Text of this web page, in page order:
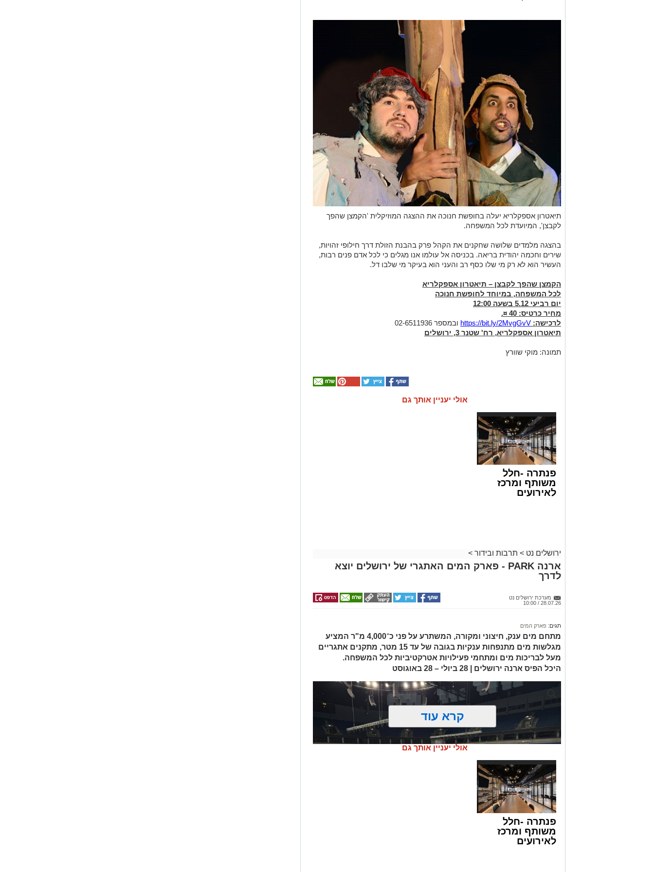
תיאטרון אספקלריא יעלה בחופשת חנוכה את ההצגה המוזיקלית 'הקמצן שהפך
לקבצן', המיועדת לכל המשפחה.
בהצגה מלמדים שלושה שחקנים את הקהל פרק בהבנת הזולת דרך חילופי זהויות,
שירים וחכמה יהודית בריאה. בכניסה אל עולמו אנו מגלים כי לכל אדם פנים רבות,
העשיר הוא לא רק מי שלו כסף רב והעני הוא בעיקר מי שלבו דל.
הקמצן שהפך לקבצן – תיאטרון אספקלריא
לכל המשפחה, במיוחד לחופשת חנוכה
יום רביעי 5.12 בשעה 12:00
מחיר כרטיס: 40 ¤.
לרכישה: https://bit.ly/2MvgGvV ובמספר 02-6511936
תיאטרון אספקלריא, רח' שטנר 3, ירושלים
תמונה: מוקי שוורץ
אולי יעניין אותך גם
פנתרה -חלל
משותף ומרכז
לאירועים
ירושלים נט > תרבות ובידור >
ארנה PARK - פארק המים האתגרי של ירושלים יוצא
לדרך
מערכת ירושלים נט
28.07.26 / 10:00
תגים: פארק המים
מתחם מים ענק, חיצוני ומקורה, המשתרע על פני כ־4,000 מ"ר המציע
מגלשות מים מתנפחות ענקיות בגובה של עד 15 מטר, מתקנים אתגריים
מעל לבריכות מים ומתחמי פעילויות אטרקטיביות לכל המשפחה.
היכל הפיס ארנה ירושלים | 28 ביולי – 28 באוגוסט
קרא עוד
אולי יעניין אותך גם
פנתרה -חלל
משותף ומרכז
לאירועים